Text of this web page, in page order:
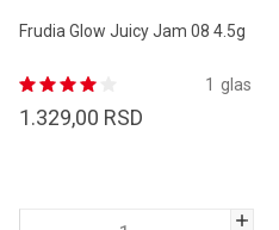
Frudia Glow Juicy Jam 08 4.5g
glas
1
1.329,00 RSD